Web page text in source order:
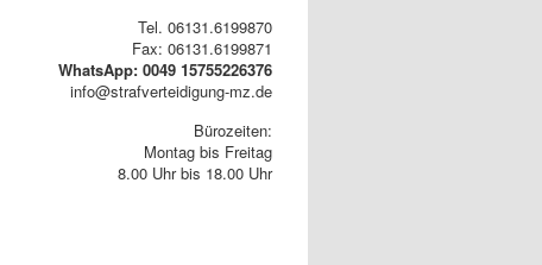
Tel. 06131.6199870
Fax: 06131.6199871
WhatsApp: 0049 15755226376
info@strafverteidigung-mz.de
Bürozeiten:
Montag bis Freitag
8.00 Uhr bis 18.00 Uhr